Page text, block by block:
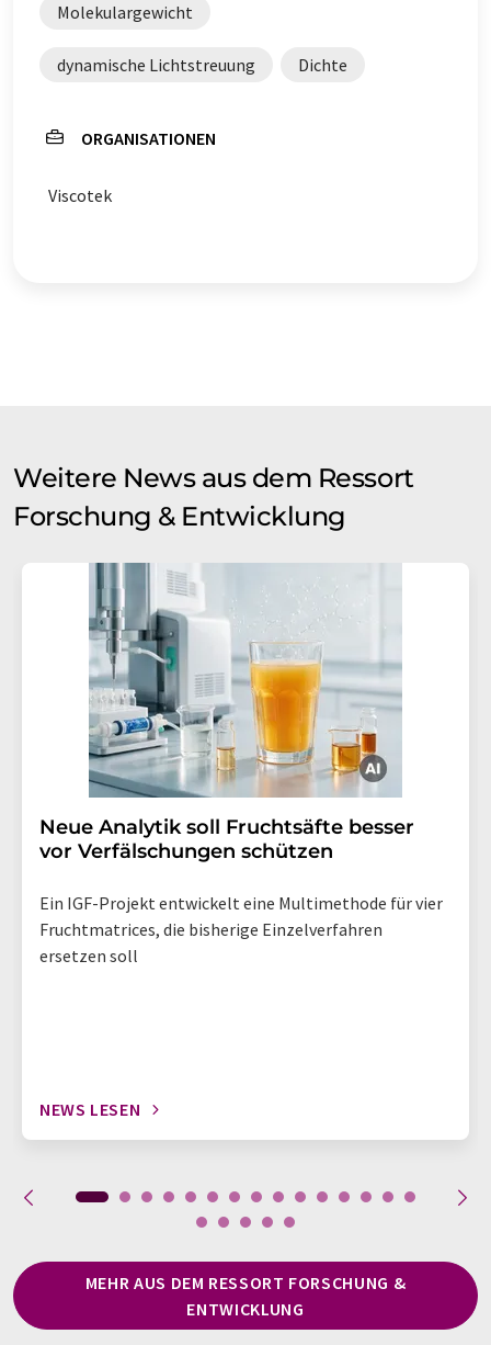
Molekulargewicht
dynamische Lichtstreuung Dichte
ORGANISATIONEN
Viscotek
Weitere News aus dem Ressort
Forschung & Entwicklung
Neue Analytik soll Fruchtsäfte besser
vor Verfälschungen schützen
Ein IGF-Projekt entwickelt eine Multimethode für vier
Fruchtmatrices, die bisherige Einzelverfahren
ersetzen soll
NEWS LESEN
MEHR AUS DEM RESSORT FORSCHUNG &
ENTWICKLUNG